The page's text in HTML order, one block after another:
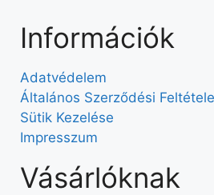
Információk
Adatvédelem
Általános Szerződési
Sütik Kezelése
Impresszum
Vásárlóknak